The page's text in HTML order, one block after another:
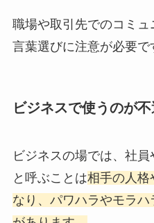
職場や取引先でのコミ
言葉選びに注意が必要で
ビジネスで使うのが
ビジネスの場では、社員
と呼ぶことは相手の人格
なり、パワハラやモラ